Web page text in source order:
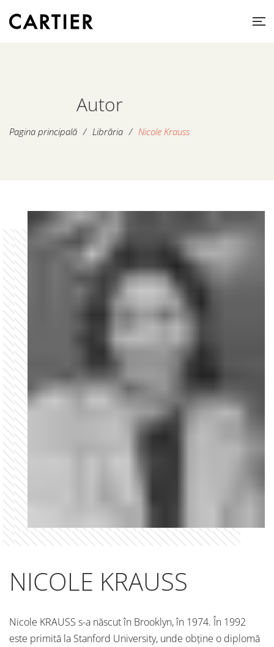
Autor
Pagina principală / Librăria / Nicole Krauss
NICOLE KRAUSS
Nicole KRAUSS s-a născut în Brooklyn, în 1974. În 1992
este primită la Stanford University, unde obţine o diplomă